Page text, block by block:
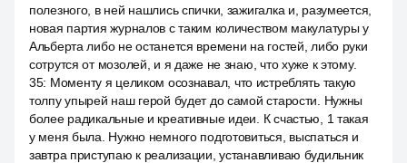
полезного, в ней нашлись спички, зажигалка и, разумеется,
новая партия журналов с таким количеством макулатуры у
Альберта либо не останется времени на гостей, либо руки
сотрутся от мозолей, и я даже не знаю, что хуже к этому.
35: Моменту я целиком осознавал, что истреблять такую
толпу упырей наш герой будет до самой старости. Нужны
более радикальные и креативные идеи. К счастью, 1 такая
у меня была. Нужно немного подготовиться, выспаться и
завтра приступаю к реализации, устанавливаю будильник